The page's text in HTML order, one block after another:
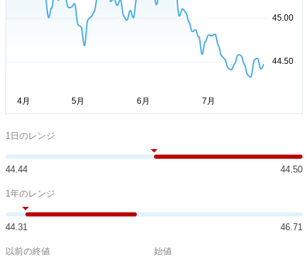
1日のレンジ
44.44 44.50
1年のレンジ
44.31 46.71
以前の終値 始値